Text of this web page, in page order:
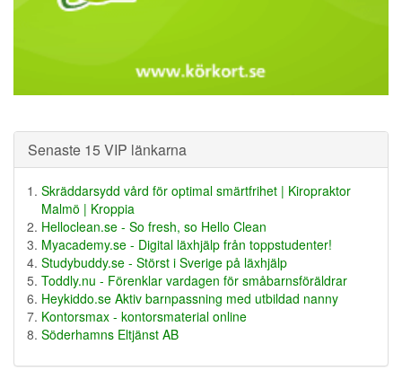
Senaste 15 VIP länkarna
Skräddarsydd vård för optimal smärtfrihet | Kiropraktor
Malmö | Kroppia
Helloclean.se - So fresh, so Hello Clean
Myacademy.se - Digital läxhjälp från toppstudenter!
Studybuddy.se - Störst i Sverige på läxhjälp
Toddly.nu - Förenklar vardagen för småbarnsföräldrar
Heykiddo.se Aktiv barnpassning med utbildad nanny
Kontorsmax - kontorsmaterial online
Söderhamns Eltjänst AB